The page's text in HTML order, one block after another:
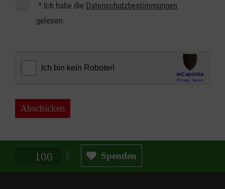
* Ich habe die Datenschutzbestimmungen
gelesen.
Abschicken
Spendenbetrag in Euro Spenden